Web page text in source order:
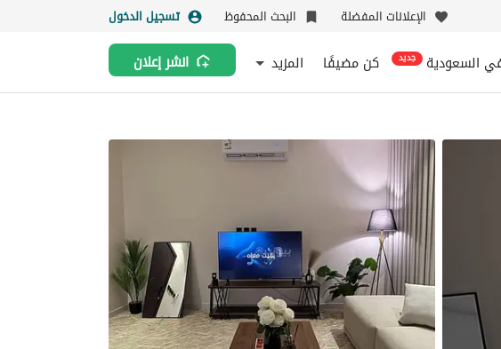
الإعلانات المفضلة البحث المحفوظ تسجيل الدخول
السعودية جديد كن مضيفًا المزيد انشر إعلان